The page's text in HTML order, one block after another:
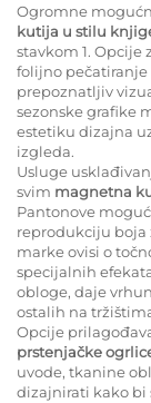
Ogromne
kutija u stilu
stavkom 1.
folijno
prepoznatljiv
sezonske grafike
estetiku dizajna
izgleda.
Usluge
svim magnetna
Pantonove
reprodukciju boja
marke ovisi o
specijalnih
obloge, daje
ostalih na
Opcije
prstenjačke
uvode, tkanine
dizajnirati kako